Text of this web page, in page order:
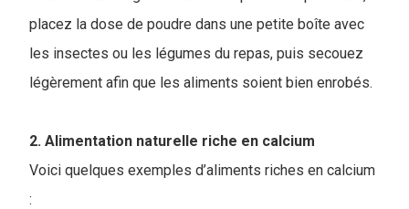
placez la dose de poudre dans une petite boîte avec
les insectes ou les légumes du repas, puis secouez
légèrement afin que les aliments soient bien enrobés.
2. Alimentation naturelle riche en calcium
Voici quelques exemples d’aliments riches en calcium
: